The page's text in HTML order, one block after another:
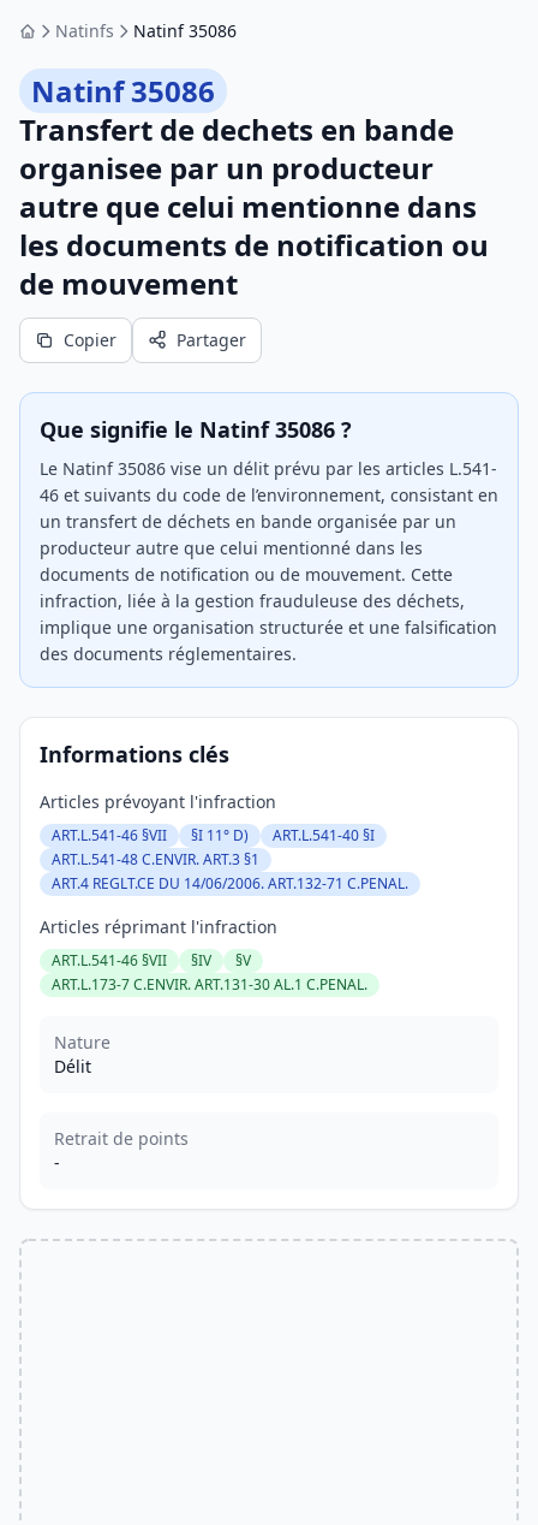
AccueilNatinfs Natinf 35086
Natinf 35086
Transfert de dechets en bande
organisee par un producteur
autre que celui mentionne dans
les documents de notification ou
de mouvement
Copier Partager
Que signifie le Natinf 35086 ?
Le Natinf 35086 vise un délit prévu par les articles L.541-
46 et suivants du code de l’environnement, consistant en
un transfert de déchets en bande organisée par un
producteur autre que celui mentionné dans les
documents de notification ou de mouvement. Cette
infraction, liée à la gestion frauduleuse des déchets,
implique une organisation structurée et une falsification
des documents réglementaires.
Informations clés
Articles prévoyant l'infraction
ART.L.541-46 §VII §I 11° D)
ART.L.541-40 §I
ART.L.541-48 C.ENVIR. ART.3 §1
ART.4 REGLT.CE DU 14/06/2006. ART.132-71 C.PENAL.
Articles réprimant l'infraction
ART.L.541-46 §VII §IV
§V
ART.L.173-7 C.ENVIR. ART.131-30 AL.1 C.PENAL.
Nature
Délit
Retrait de points
-